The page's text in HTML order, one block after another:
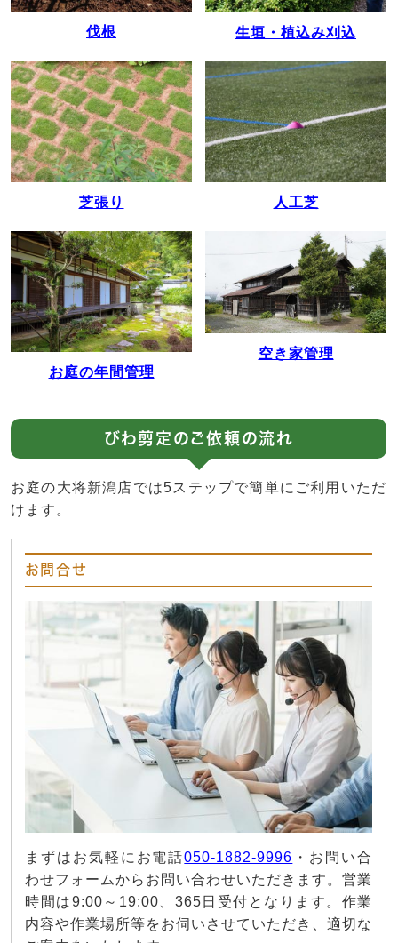
伐根 生垣・植込み刈込
芝張り 人工芝
お庭の年間管理
空き家管理
びわ剪定のご依頼の流れ
お庭の大将新潟店では5ステップで簡単にご利用いただ
けます。
お問合せ
まずはお気軽にお電話050-1882-9996 ・お問い合
わせフォームからお問い合わせいただきます。営業
時間は9:00～19:00、365日受付となります。作業
内容や作業場所等をお伺いさせていただき、適切な